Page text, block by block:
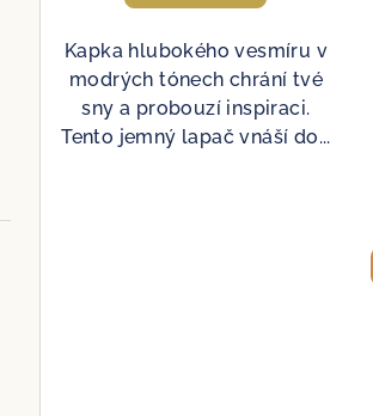
Kapka hlubokého vesmíru v
modrých tónech chrání tvé
sny a probouzí inspiraci.
Tento jemný lapač vnáší do...